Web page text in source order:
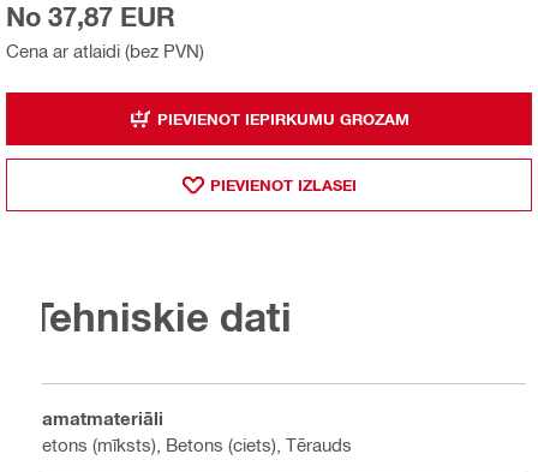
Cena ar atlaidi (bez PVN)
No 37,87 EUR
PIEVIENOT IEPIRKUMU GROZAM
PIEVIENOT IZLASEI
Tehniskie dati
Pamatmateriāli
Betons (mīksts), Betons (ciets), Tērauds